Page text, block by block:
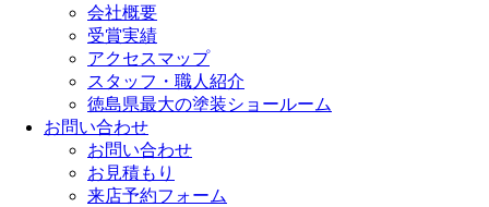
会社概要
受賞実績
アクセスマップ
スタッフ・職人紹介
徳島県最大の塗装ショールーム
お問い合わせ
お問い合わせ
お見積もり
来店予約フォーム